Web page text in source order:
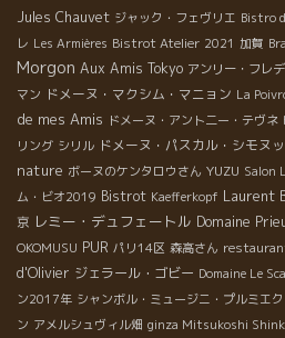
Jules Chauvet ジャック・フェヴリエ Bistro
レ Les Armières Bistrot Atelier 2021 加賀
Morgon Aux Amis Tokyo アンリー・フレ
マン ドメーヌ・マクシム・マニョン La
de mes Amis ドメーヌ・アント二ー・テヴネ
リング シリル ドメーヌ・パスカル・シモヌ
nature ボーヌのケンタロウさん YUZU Salon
ム・ビオ2019 Bistrot Kaefferkopf Laurent
京 レミー・デュフェートル Domaine
OKOMUSU PUR パリ14区 森高さん
d'Olivier ジェラール・ゴビー Domaine Le
ン2017年 シャンボル・ミュージニ・プルミエ
ン アメルシュヴィル畑 ginza Mitsukoshi